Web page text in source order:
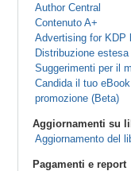
Author Central
Contenuto A+
Advertising for KDP
Distribuzione estesa
Suggerimenti per il
Candida il tuo
promozione (Beta)
Aggiornamenti su
Aggiornamento del
Pagamenti e report